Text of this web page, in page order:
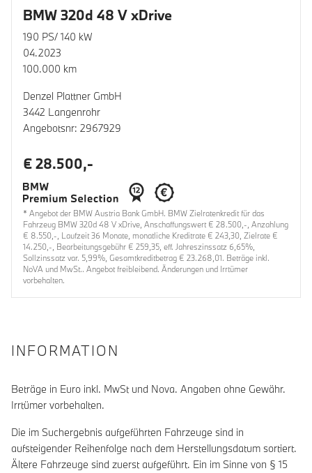
BMW 320d 48 V xDrive
190 PS/ 140 kW
04.2023
100.000 km
Denzel Plattner GmbH
3442 Langenrohr
Angebotsnr: 2967929
€ 28.500,-
* Angebot der BMW Austria Bank GmbH. BMW Zielratenkredit für das
Fahrzeug BMW 320d 48 V xDrive, Anschaffungswert € 28.500,-, Anzahlung
€ 8.550,-, Laufzeit 36 Monate, monatliche Kreditrate € 243,30, Zielrate €
14.250,-, Bearbeitungsgebühr € 259,35, eff. Jahreszinssatz 6,65%,
Sollzinssatz var. 5,99%, Gesamtkreditbetrag € 23.268,01. Beträge inkl.
NoVA und MwSt.. Angebot freibleibend. Änderungen und Irrtümer
vorbehalten.
INFORMATION
Beträge in Euro inkl. MwSt und Nova. Angaben ohne Gewähr.
Irrtümer vorbehalten.
Die im Suchergebnis aufgeführten Fahrzeuge sind in
aufsteigender Reihenfolge nach dem Herstellungsdatum sortiert.
Ältere Fahrzeuge sind zuerst aufgeführt. Ein im Sinne von § 15